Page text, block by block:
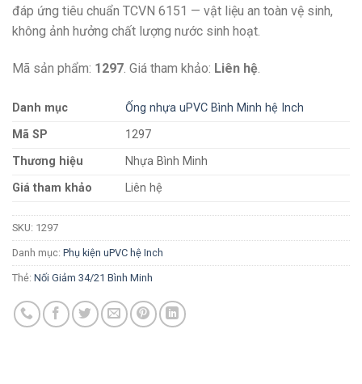
đáp ứng tiêu chuẩn TCVN 6151 — vật liệu an toàn vệ sinh,
không ảnh hưởng chất lượng nước sinh hoạt.
Mã sản phẩm: 1297. Giá tham khảo: Liên hệ.
Danh mục
Ống nhựa uPVC Bình Minh hệ Inch
Mã SP
1297
Thương hiệu
Nhựa Bình Minh
Giá tham khảo
Liên hệ
SKU: 1297
Danh mục: Phụ kiện uPVC hệ Inch
Thẻ: Nối Giảm 34/21 Bình Minh